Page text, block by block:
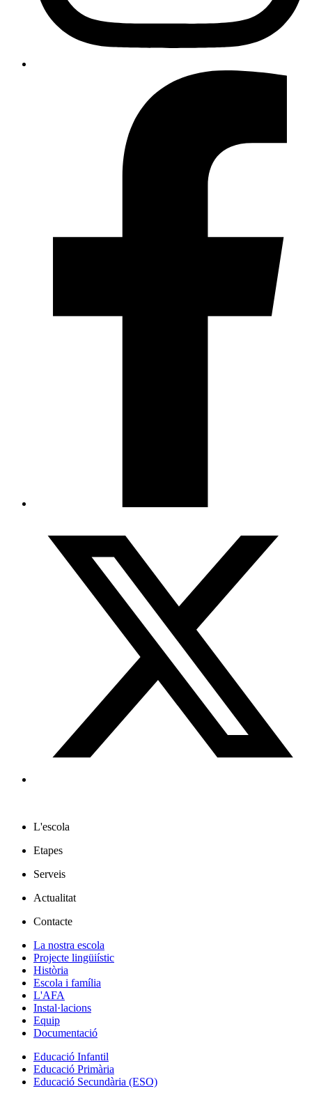
L'escola
Etapes
Serveis
Actualitat
Contacte
La nostra escola
Projecte lingüiístic
Història
Escola i família
L'AFA
Instal·lacions
Equip
Documentació
Educació Infantil
Educació Primària
Educació Secundària (ESO)